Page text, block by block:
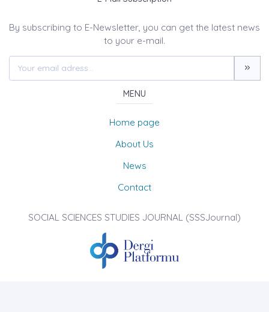
By subscribing to E-Newsletter, you can get the latest news
to your e-mail.
MENU
Home page
About Us
News
Contact
SOCIAL SCIENCES STUDIES JOURNAL (SSSJournal)